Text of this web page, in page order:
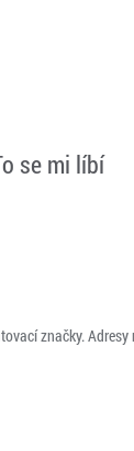
se mi líbí
značky.